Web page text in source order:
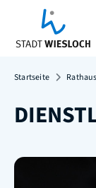
Startseite